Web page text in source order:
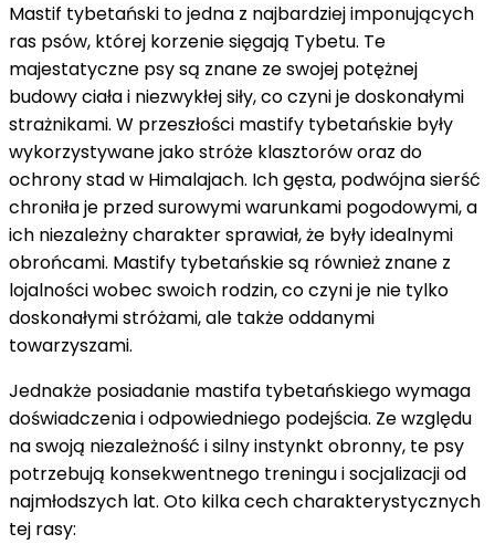
Mastif tybetański to jedna z najbardziej imponujących
ras psów, której korzenie sięgają Tybetu. Te
majestatyczne psy są znane ze swojej potężnej
budowy ciała i niezwykłej siły, co czyni je doskonałymi
strażnikami. W przeszłości mastify tybetańskie były
wykorzystywane jako stróże klasztorów oraz do
ochrony stad w Himalajach. Ich gęsta, podwójna sierść
chroniła je przed surowymi warunkami pogodowymi, a
ich niezależny charakter sprawiał, że były idealnymi
obrońcami. Mastify tybetańskie są również znane z
lojalności wobec swoich rodzin, co czyni je nie tylko
doskonałymi stróżami, ale także oddanymi
towarzyszami.
Jednakże posiadanie mastifa tybetańskiego wymaga
doświadczenia i odpowiedniego podejścia. Ze względu
na swoją niezależność i silny instynkt obronny, te psy
potrzebują konsekwentnego treningu i socjalizacji od
najmłodszych lat. Oto kilka cech charakterystycznych
tej rasy: